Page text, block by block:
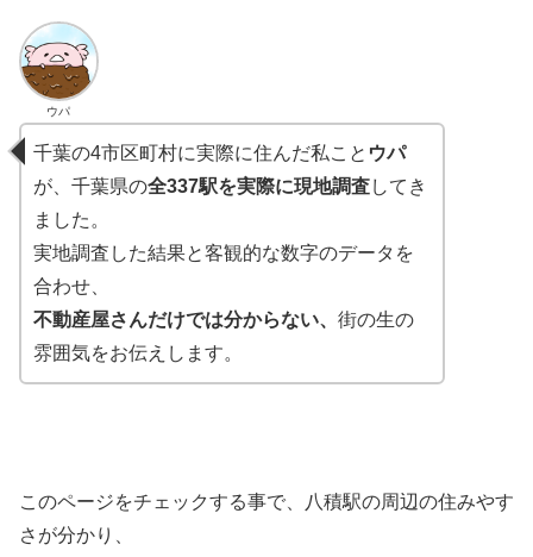
ウパ
千葉の4市区町村に実際に住んだ私こと ウパ
が、千葉県の全337駅を実際に現地調査してき
ました。
実地調査した結果と客観的な数字のデータを
合わせ、
不動産屋さんだけでは分からない、 街の生の
雰囲気をお伝えします。
このページをチェックする事で、八積駅の周辺の住みやす
さが分かり、